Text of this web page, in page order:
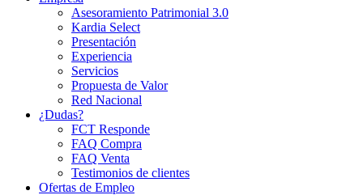
Asesoramiento Patrimonial 3.0
Kardia Select
Presentación
Experiencia
Servicios
Propuesta de Valor
Red Nacional
¿Dudas?
FCT Responde
FAQ Compra
FAQ Venta
Testimonios de clientes
Ofertas de Empleo